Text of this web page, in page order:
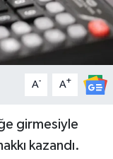
A- A+
girmesiyle
kazandı.